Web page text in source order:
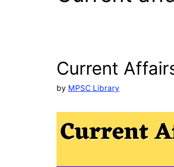
Current
by MPSC Library